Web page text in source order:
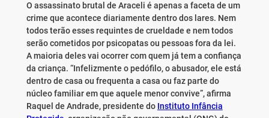
O assassinato brutal de Araceli é apenas a faceta de um
crime que acontece diariamente dentro dos lares. Nem
todosterão esses requintes de crueldade e nem todos
serão cometidos por psicopatas ou pessoas fora da lei.
A maioria deles vai ocorrer com quem já tem a confiança
da criança. “Infelizmente o pedófilo, o abusador, ele está
dentro de casa ou frequenta a casa ou faz parte do
núcleo familiar em que aquele menor convive”, afirma
Raquel de Andrade, presidente do Instituto Infância